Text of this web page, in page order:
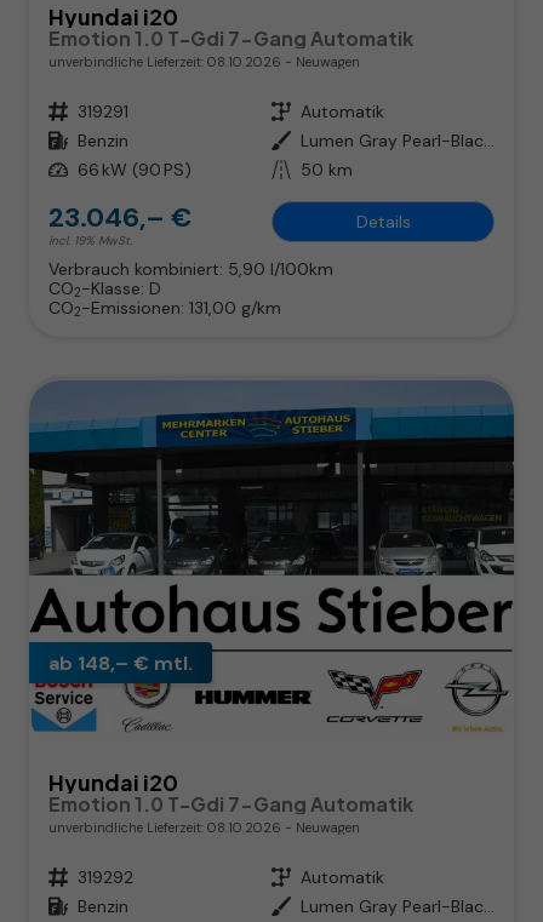
Hyundai i20
Emotion 1.0 T-Gdi 7-Gang Automatik
unverbindliche Lieferzeit: 08.10.2026 Neuwagen
Fahrzeugnr. 319291 Getriebe Automatik
Kraftstoff Benzin Außenfarbe
Lumen Gray Pearl-Black Roof
Leistung 66 kW (90 PS) Kilometerstand 50 km
23.046,– €
incl. 19% MwSt.
Details
Verbrauch kombiniert: 5,90 l/100km
CO2-Klasse: D
CO2-Emissionen: 131,00 g/km
ab 148,– € mtl.
Hyundai i20
Emotion 1.0 T-Gdi 7-Gang Automatik
unverbindliche Lieferzeit: 08.10.2026 Neuwagen
Fahrzeugnr. 319292 Getriebe Automatik
Kraftstoff Benzin Außenfarbe
Lumen Gray Pearl-Black Roof